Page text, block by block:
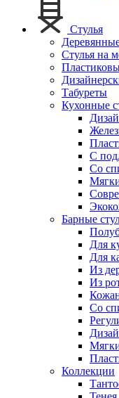
Стулья
Стулья на
Табуреты
Кухонные
С
Со
Барные
Для
Для
Из
Из
Со
Коллекции